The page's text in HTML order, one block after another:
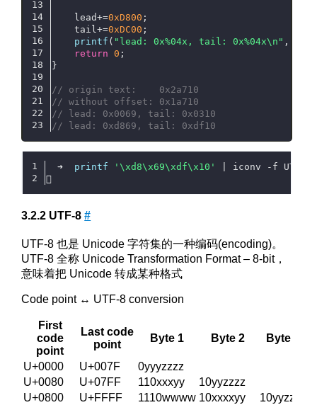
	lead+=
0xD800 ;
	tail+=
0xDC00 ;
printf ( "lead: 0x%04x, tail: 0x%04x\n" ,
return
0 ;
}
// origin text:    0x2a710
// without offset: 0x1a710
// lead: 0x0069, tail: 0x0310
// lead: 0xd869, tail: 0xdf10
  ➜
printf '\xd8\x69\xdf\x10'
| iconv -f UTF-
𪜐
UTF-8#
UTF-8 也是 Unicode 字符集的一种编码(encoding)。
UTF-8 全称 Unicode Transformation Format – 8-bit，
意味着把 Unicode 转成某种格式
Code point ↔ UTF-8 conversion
First
code
point
Last code
point
Byte 1 Byte 2 Byte 3
U+0000 U+007F
0yyyzzzz
U+0080
U+07FF 110xxxyy
10yyzzzz
U+0800
U+FFFF 1110wwww 10xxxxyy
10yyzzzz